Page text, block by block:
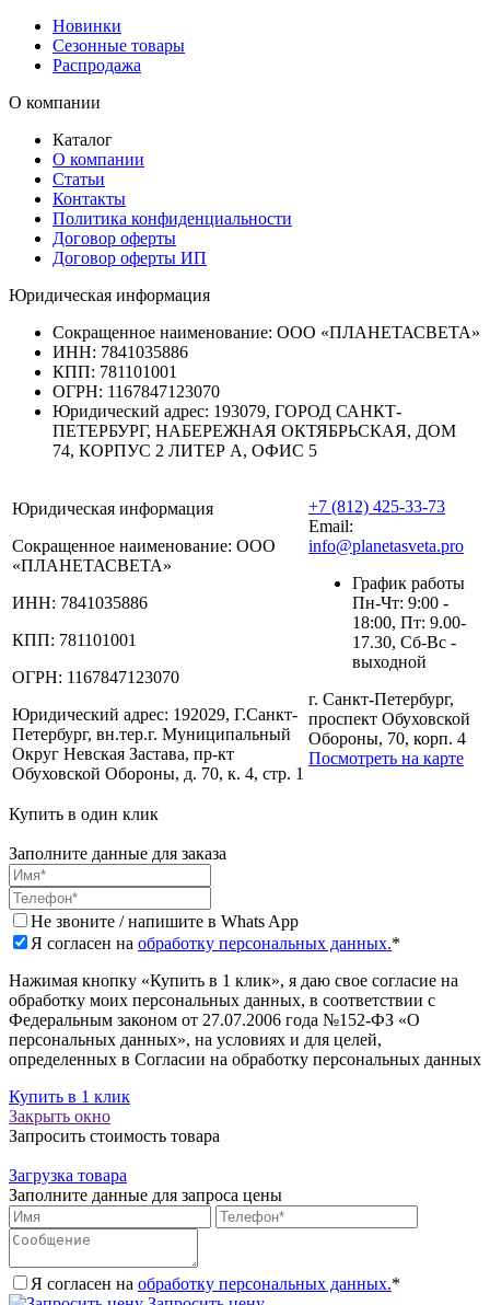
Новинки
Сезонные товары
Распродажа
О компании
Каталог
О компании
Статьи
Контакты
Политика конфиденциальности
Договор оферты
Договор оферты ИП
Юридическая информация
Сокращенное наименование: ООО «ПЛАНЕТАСВЕТА»
ИНН: 7841035886
КПП: 781101001
ОГРН: 1167847123070
Юридический адрес: 193079, ГОРОД САНКТ-
ПЕТЕРБУРГ, НАБЕРЕЖНАЯ ОКТЯБРЬСКАЯ, ДОМ
74, КОРПУС 2 ЛИТЕР А, ОФИС 5
Юридическая информация
Сокращенное наименование: ООО
«ПЛАНЕТАСВЕТА»
ИНН: 7841035886
КПП: 781101001
ОГРН: 1167847123070
Юридический адрес: 192029, Г.Санкт-
Петербург, вн.тер.г. Муниципальный
Округ Невская Застава, пр-кт
Обуховской Обороны, д. 70, к. 4, стр. 1
+7 (812) 425-33-73
Email:
info@planetasveta.pro
График работы
Пн-Чт: 9:00 -
18:00, Пт: 9.00-
17.30, Сб-Вс -
выходной
г. Санкт-Петербург,
проспект Обуховской
Обороны, 70, корп. 4
Посмотреть на карте
Купить в один клик
Заполните данные для заказа
Не звоните / напишите в Whats App
Я согласен на обработку персональных данных.*
Нажимая кнопку «Купить в 1 клик», я даю свое согласие на
обработку моих персональных данных, в соответствии с
Федеральным законом от 27.07.2006 года №152-ФЗ «О
персональных данных», на условиях и для целей,
определенных в Согласии на обработку персональных данных
Купить в 1 клик
Закрыть окно
Запросить стоимость товара
Загрузка товара
Заполните данные для запроса цены
Я согласен на обработку персональных данных.*